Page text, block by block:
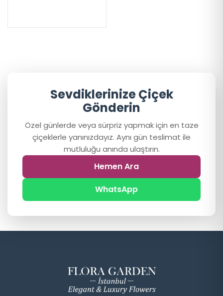
Sevdiklerinize Çiçek
Gönderin
Özel günlerde veya sürpriz yapmak için en taze
çiçeklerle yanınızdayız. Aynı gün teslimat ile
mutluluğu anında ulaştırın.
Hemen Ara
WhatsApp